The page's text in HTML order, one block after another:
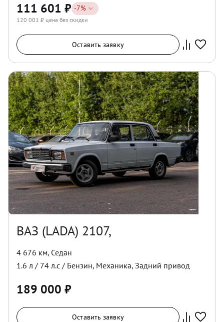
111 601 ₽ -7%
120 001 ₽ цена без скидки
Оставить заявку
ВАЗ (LADA) 2107,
4 676 км, Седан
1.6 л / 74 л.с / Бензин, Механика, Задний привод
189 000 ₽
Оставить заявку